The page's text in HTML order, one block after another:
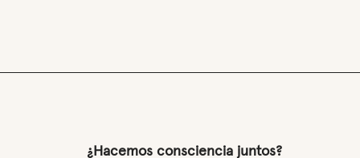
¿Hacemos consciencia juntos?